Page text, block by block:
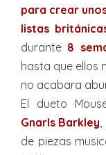
para crear
listas
durante 8
hasta que ellos
no acabara
El dueto
Gnarls Barkley
de piezas